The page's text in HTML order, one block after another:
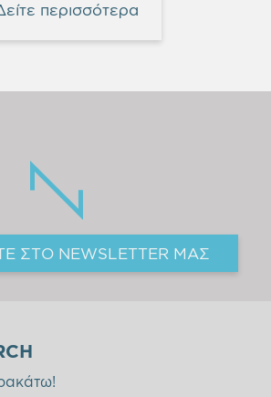
περισσότερα
ΣΤΟ NEWSLETTER ΜΑΣ